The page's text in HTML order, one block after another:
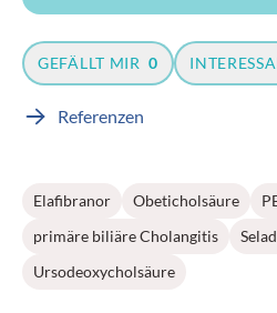
GEFÄLLT MIR 0
Referenzen
Elafibranor Obeticholsäure
primäre biliäre Cholangitis
Ursodeoxycholsäure